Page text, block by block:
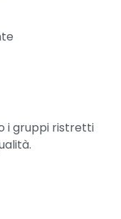
i gruppi ristretti